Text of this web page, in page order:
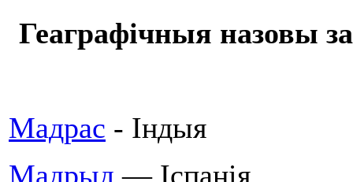
Геаграфічныя назовы
Мадрас - Індыя
Мадрыд — Іспанія